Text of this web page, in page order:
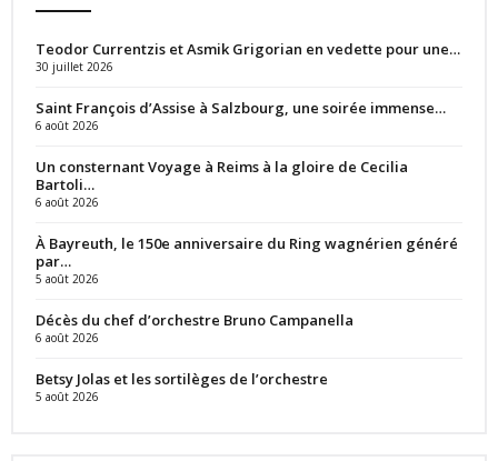
Teodor Currentzis et Asmik Grigorian en vedette pour une…
30 juillet 2026
Saint François d’Assise à Salzbourg, une soirée immense…
6 août 2026
Un consternant Voyage à Reims à la gloire de Cecilia
Bartoli…
6 août 2026
À Bayreuth, le 150e anniversaire du Ring wagnérien généré
par…
5 août 2026
Décès du chef d’orchestre Bruno Campanella
6 août 2026
Betsy Jolas et les sortilèges de l’orchestre
5 août 2026